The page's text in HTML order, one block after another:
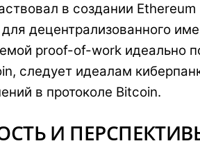
в создании
децентрализованного
proof-of-work идеально
следует идеалам
в протоколе Bitcoin.
И